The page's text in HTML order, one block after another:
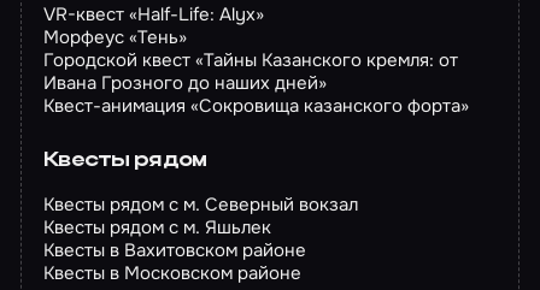
VR-квест «Half-Life: Alyx»
Морфеус «Тень»
Городской квест «Тайны Казанского кремля: от
Ивана Грозного до наших дней»
Квест-анимация «Сокровища казанского форта»
Квесты рядом
Квесты рядом с м. Северный вокзал
Квесты рядом с м. Яшьлек
Квесты в Вахитовском районе
Квесты в Московском районе